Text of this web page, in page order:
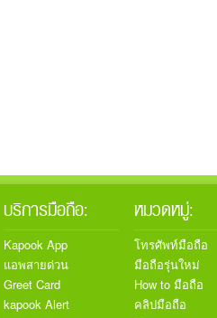
บริการมือถือ:
Kapook App
แอพสายด่วน
Greet Card
kapook Alert
หมวดหมู่:
โทรศัพท์มือถือ
มือถือรุ่นใหม่
How to มือถือ
คลิปมือถือ